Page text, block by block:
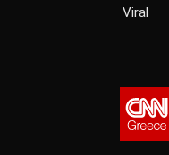
Viral